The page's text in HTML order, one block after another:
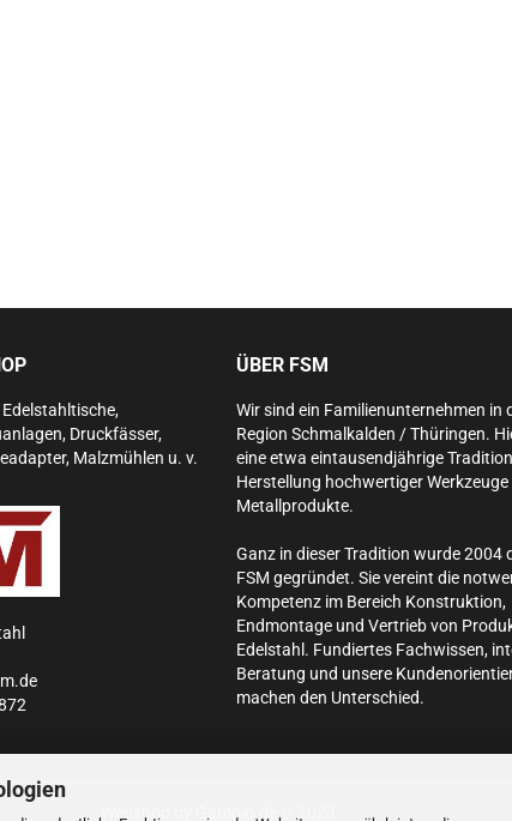
Druckfässer,
Malzmühlen u. v.
ÜBER FSM
Wir sind ein Familienunternehmen in
Region Schmalkalden / Thüringen.
eine etwa eintausendjährige
Herstellung hochwertiger Werkzeuge
Metallprodukte.
Ganz in dieser Tradition wurde 2004
FSM gegründet. Sie vereint die
Kompetenz im Bereich Konstruktion,
Endmontage und Vertrieb von
Edelstahl. Fundiertes Fachwissen,
Beratung und unsere
machen den Unterschied.